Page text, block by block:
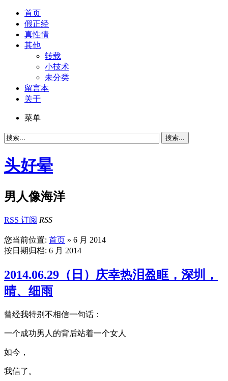
首页
假正经
真性情
其他
转载
小技术
未分类
留言本
关于
菜单
头好晕
男人像海洋
RSS 订阅 RSS
您当前位置: 首页 » 6 月 2014
按日期归档: 6 月 2014
2014.06.29（日）庆幸热泪盈眶，深圳，
晴、细雨
曾经我特别不相信一句话：
一个成功男人的背后站着一个女人
如今，
我信了。